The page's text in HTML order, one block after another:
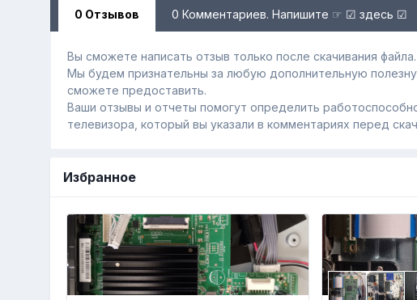
0 Отзывов 0 Комментариев. Напишите ☞ ☑ здесь ☑
Вы сможете написать отзыв только после скачивания файла.
Мы будем признательны за любую дополнительную
сможете предоставить.
Ваши отзывы и отчеты помогут определить
телевизора, который вы указали в комментариях перед
Избранное